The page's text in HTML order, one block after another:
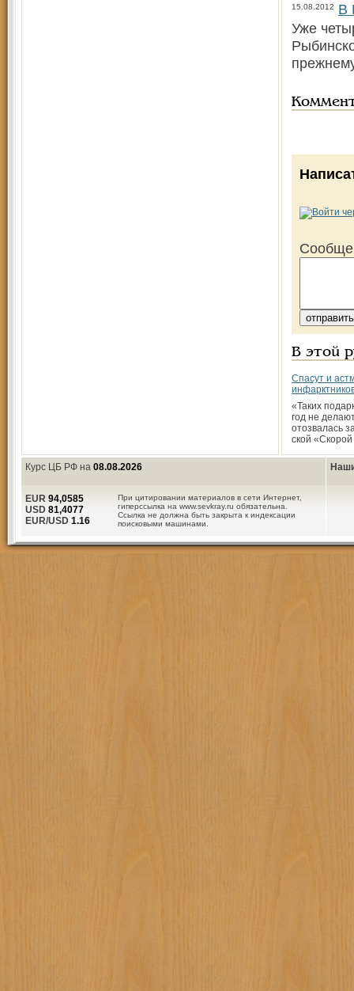
15.08.2012
В
Уже
В этой
Спасут и
«Таких
год не
отозвалась
ской
Курс ЦБ РФ на 08.08.2026
При цитировании материалов в сети Интернет,
гиперссылка на www.sevkray.ru обязательна.
Ссылка не должна быть закрыта к индексации
поисковыми машинами.
EUR 94,0585
USD 81,4077
EUR/USD 1.16